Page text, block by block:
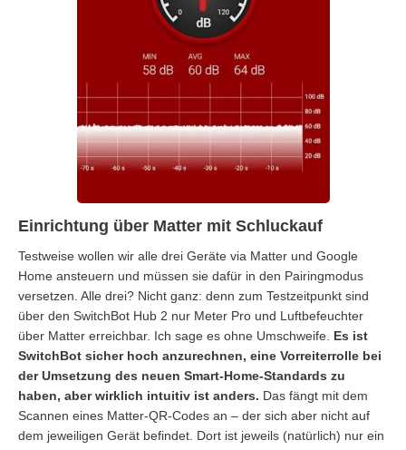
Einrichtung über Matter mit Schluckauf
Testweise wollen wir alle drei Geräte via Matter und Google
Home ansteuern und müssen sie dafür in den Pairingmodus
versetzen. Alle drei? Nicht ganz: denn zum Testzeitpunkt sind
über den SwitchBot Hub 2 nur Meter Pro und Luftbefeuchter
über Matter erreichbar. Ich sage es ohne Umschweife. Es ist
SwitchBot sicher hoch anzurechnen, eine Vorreiterrolle bei
der Umsetzung des neuen Smart-Home-Standards zu
haben, aber wirklich intuitiv ist anders. Das fängt mit dem
Scannen eines Matter-QR-Codes an – der sich aber nicht auf
dem jeweiligen Gerät befindet. Dort ist jeweils (natürlich) nur ein